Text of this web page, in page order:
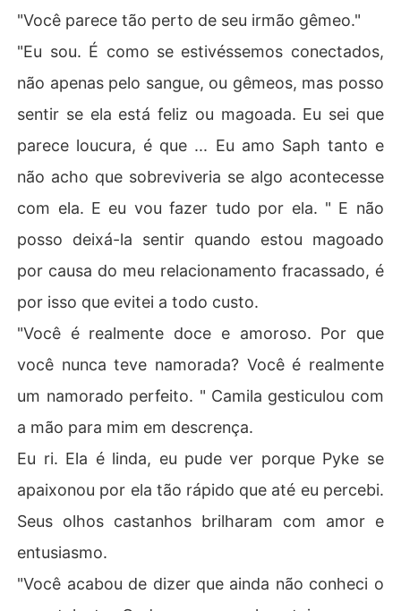
"Você parece tão perto de seu irmão gêmeo."
"Eu sou. É como se estivéssemos conectados,
não apenas pelo sangue, ou gêmeos, mas posso
sentir se ela está feliz ou magoada. Eu sei que
parece loucura, é que ... Eu amo Saph tanto e
não acho que sobreviveria se algo acontecesse
com ela. E eu vou fazer tudo por ela. " E não
posso deixá-la sentir quando estou magoado
por causa do meu relacionamento fracassado, é
por isso que evitei a todo custo.
"Você é realmente doce e amoroso. Por que
você nunca teve namorada? Você é realmente
um namorado perfeito. " Camila gesticulou com
a mão para mim em descrença.
Eu ri. Ela é linda, eu pude ver porque Pyke se
apaixonou por ela tão rápido que até eu percebi.
Seus olhos castanhos brilharam com amor e
entusiasmo.
"Você acabou de dizer que ainda não conheci o